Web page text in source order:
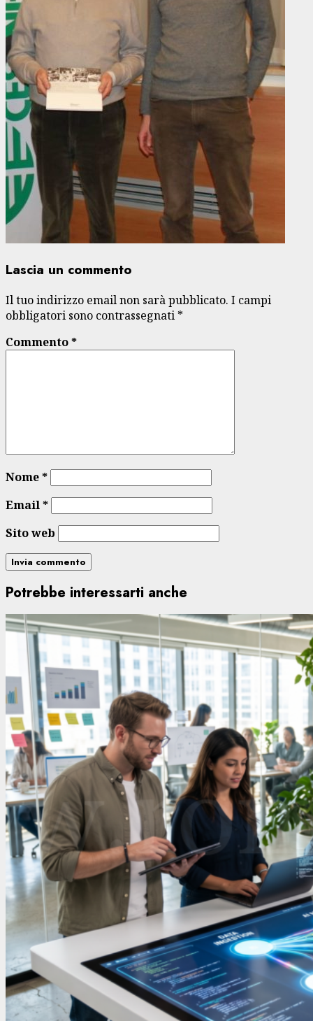
Lascia un commento
Il tuo indirizzo email non sarà pubblicato. I campi
obbligatori sono contrassegnati *
Commento*
Nome*
Email*
Sito web
Potrebbe interessarti anche